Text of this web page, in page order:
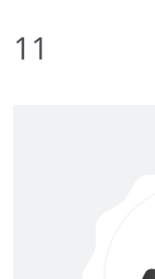
11